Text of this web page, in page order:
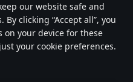
our website safe and
clicking “Accept all”, you
on your device for these
your cookie preferences.